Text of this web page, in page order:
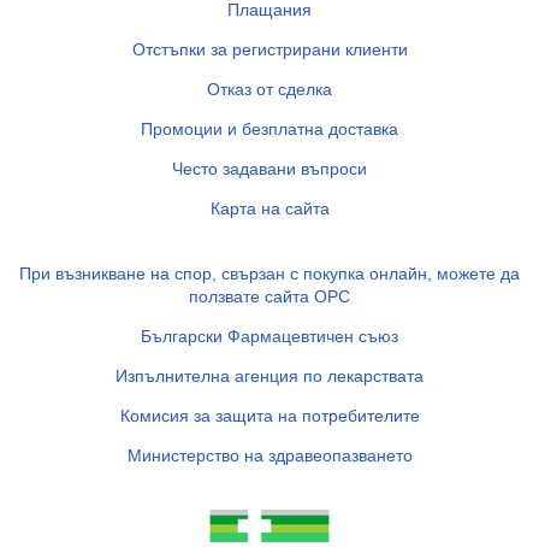
Плащания
Отстъпки за регистрирани клиенти
Отказ от сделка
Промоции и безплатна доставка
Често задавани въпроси
Карта на сайта
При възникване на спор, свързан с покупка онлайн, можете да
ползвате сайта ОРС
Български Фармацевтичен съюз
Изпълнителна агенция по лекарствата
Комисия за защита на потребителите
Министерство на здравеопазването